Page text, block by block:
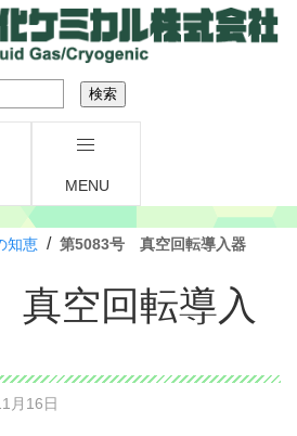
MENU
知恵 / 第5083号 真空回転導入器
空回転導入
月16日